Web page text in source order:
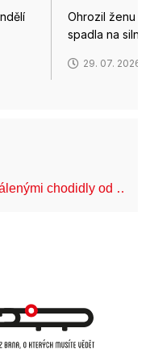
Ohrozil ženu
spadla na
29. 07. 2026
chodidly od …